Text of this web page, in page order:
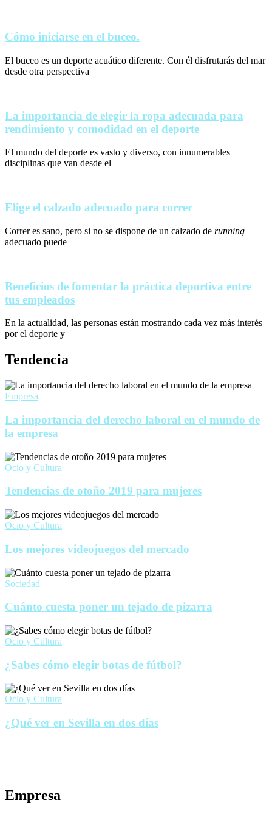
Cómo iniciarse en el buceo.
El buceo es un deporte acuático diferente. Con él disfrutarás del mar
desde otra perspectiva
La importancia de elegir la ropa adecuada para
rendimiento y comodidad en el deporte
El mundo del deporte es vasto y diverso, con innumerables
disciplinas que van desde el
Elige el calzado adecuado para correr
Correr es sano, pero si no se dispone de un calzado de running
adecuado puede
Beneficios de fomentar la práctica deportiva entre
tus empleados
En la actualidad, las personas están mostrando cada vez más interés
por el deporte y
Tendencia
Empresa
La importancia del derecho laboral en el mundo de
la empresa
Ocio y Cultura
Tendencias de otoño 2019 para mujeres
Ocio y Cultura
Los mejores videojuegos del mercado
Sociedad
Cuánto cuesta poner un tejado de pizarra
Ocio y Cultura
¿Sabes cómo elegir botas de fútbol?
Ocio y Cultura
¿Qué ver en Sevilla en dos días
Empresa